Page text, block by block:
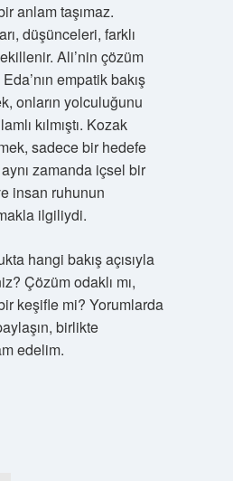
anlam taşımaz.
düşünceleri, farklı
Ali’nin çözüm
empatik bakış
onların yolculuğunu
kılmıştı. Kozak
sadece bir hedefe
zamanda içsel bir
insan ruhunun
ilgiliydi.
hangi bakış açısıyla
Çözüm odaklı mı,
keşifle mi? Yorumlarda
birlikte
edelim.